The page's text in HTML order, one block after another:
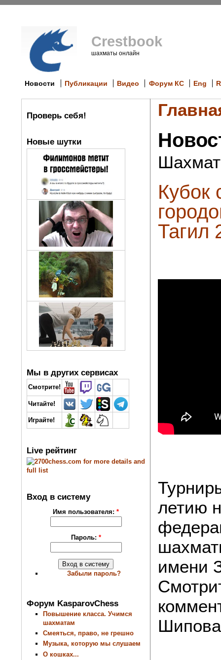
Crestbook
шахматы онлайн
Новости Публикации Видео Форум КС Eng
Проверь себя!
Новые шутки
Мы в других сервисах
Смотрите!
Читайте!
Играйте!
Live рейтинг
Вход в систему
Имя пользователя:*
Пароль: *
Забыли пароль?
Форум KasparovChess
Повышение класса. Учимся
шахматам
Смеяться, право, не грешно
Музыка, которую мы слушаем
О кошках...
Кубок
Тагил
летию
имени
Шипова